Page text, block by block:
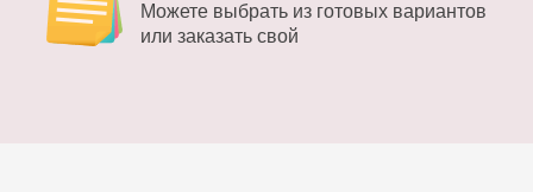
Можете выбрать из готовых вариантов
или заказать свой